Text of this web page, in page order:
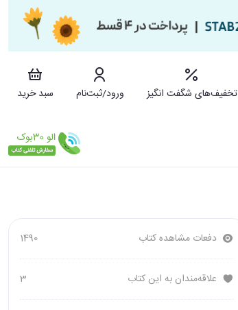
تخفیف‌های شگفت انگیز ورود/ثبت‌نام
سبد خرید
دفعات مشاهده کتاب 1490
علاقه‌مندان به این کتاب 3